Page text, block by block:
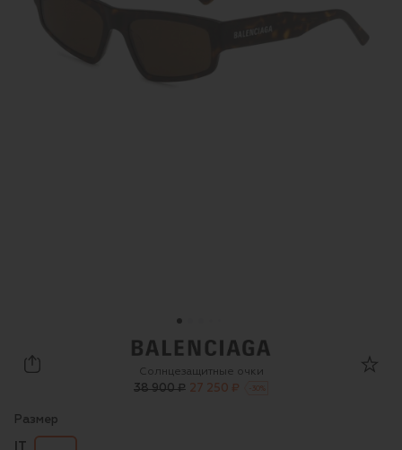
Balenciaga
Солнцезащитные очки
38 900 ₽ 27 250 ₽ %
Размер